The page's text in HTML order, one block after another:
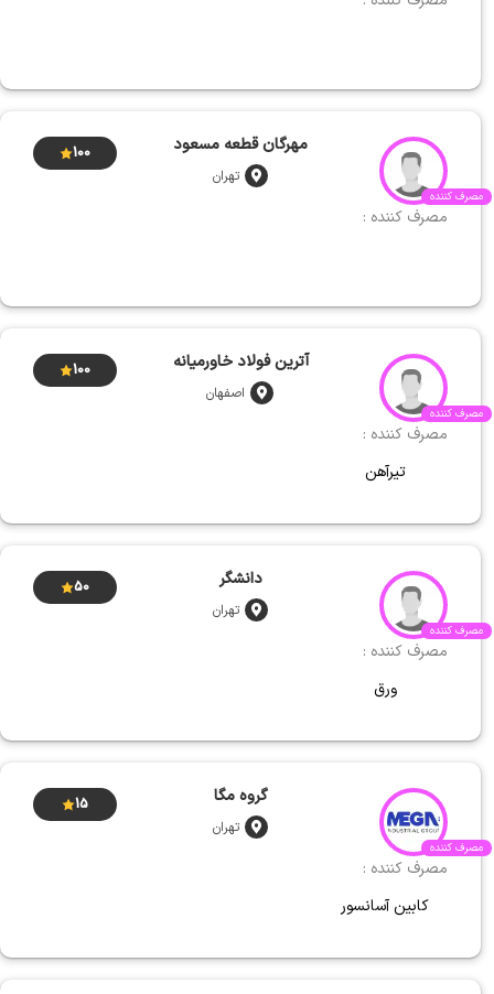
مصرف کننده
مهرگان قطعه مسعود
تهران
100
مصرف کننده :
مصرف کننده
آترین فولاد خاورمیانه
اصفهان
100
مصرف کننده :
تیرآهن
مصرف کننده
دانشگر
تهران
50
مصرف کننده :
ورق
مصرف کننده
گروه مگا
تهران
15
مصرف کننده :
کابین آسانسور